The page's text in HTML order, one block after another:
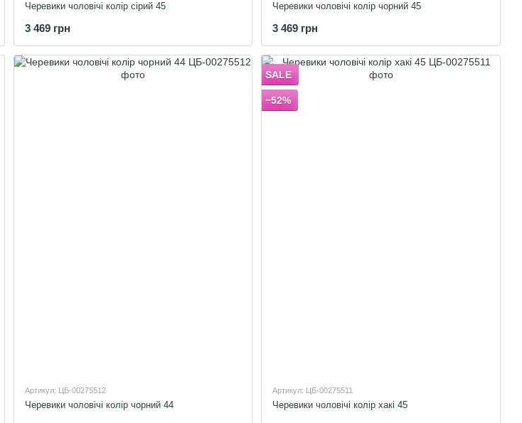
Черевики чоловічі колір сірий 45
3 469 грн
Черевики чоловічі колір чорний 45
3 469 грн
Артикул: ЦБ-00275512
Черевики чоловічі колір чорний 44
SALE
−52%
Артикул: ЦБ-00275511
Черевики чоловічі колір хакі 45